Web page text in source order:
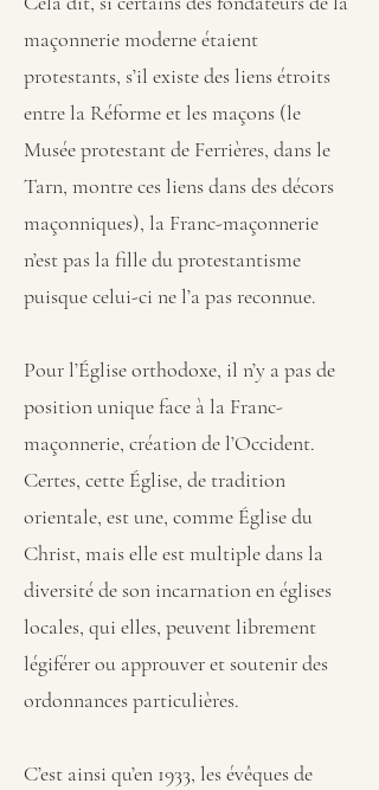
maçonnerie moderne étaient
protestants, s’il existe des liens étroits
entre la Réforme et les maçons (le
Musée protestant de Ferrières, dans le
Tarn, montre ces liens dans des décors
maçonniques), la Franc-maçonnerie
n’est pas la fille du protestantisme
puisque celui-ci ne l’a pas reconnue.
Pour l’Église orthodoxe, il n’y a pas de
position unique face à la Franc-
maçonnerie, création de l’Occident.
Certes, cette Église, de tradition
orientale, est une, comme Église du
Christ, mais elle est multiple dans la
diversité de son incarnation en églises
locales, qui elles, peuvent librement
légiférer ou approuver et soutenir des
ordonnances particulières.
C’est ainsi qu’en 1933, les évêques de